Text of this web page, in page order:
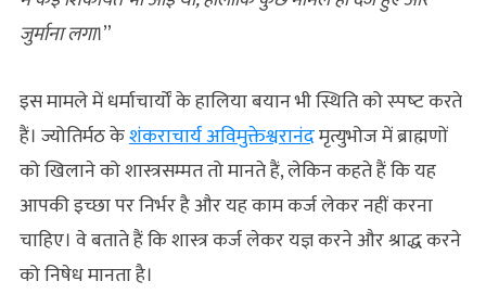
जुर्माना लगा।”
इस मामले में धर्माचार्यों के हालिया बयान भी स्थिति को स्‍पष्‍ट करते
हैं। ज्योतिर्मठ केशंकराचार्य अविमुक्तेश्वरानंदमृत्युभोज में ब्राह्मणों
को खिलाने को शास्त्रसम्मत तो मानते हैं, लेकिन कहते हैं कि यह
आपकी इच्छा पर निर्भर है और यह काम कर्ज लेकर नहीं करना
चाहिए। वे बताते हैं कि शास्त्र कर्ज लेकर यज्ञ करने और श्राद्ध करने
को निषेध मानता है।